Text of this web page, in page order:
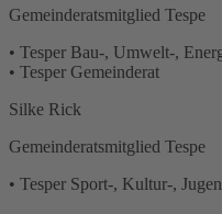
Gemeinderatsmitglied Tespe
• Tesper Bau-, Umwelt-,
• Tesper Gemeinderat
Silke Rick
Gemeinderatsmitglied Tespe
• Tesper Sport-, Kultur-,